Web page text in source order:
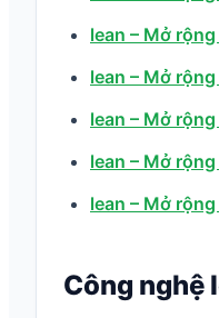
lean – Mở
lean – Mở
lean – Mở
lean – Mở
lean – Mở
Công nghệ